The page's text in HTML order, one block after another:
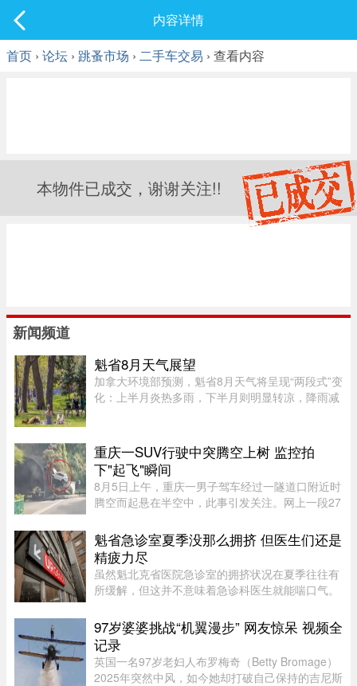
最新发表
内容详情
首页 › 论坛 › 跳蚤市场 › 二手车交易 › 查看内容
本物件已成交，谢谢关注!!
新闻频道
魁省8月天气展望
加拿大环境部预测，魁省8月天气将呈现“两段式”变
化：上半月炎热多雨，下半月则明显转凉，降雨减
平，而南部地区气温则略低 ...
重庆一SUV行驶中突腾空上树 监控拍
下"起飞"瞬间
8月5日上午，重庆一男子驾车经过一隧道口附近时
腾空而起悬在半空中，此事引发关注。网上一段27
道，其前方右边是一处转弯，前端左侧是一个隧道
口，当车驶至该隧道口附近时 ...
魁省急诊室夏季没那么拥挤 但医生们还是
精疲力尽
虽然魁北克省医院急诊室的拥挤状况在夏季往往有
所缓解，但这并不意味着急诊科医生就能喘口气。
Couture 医生指出，近年来急诊医生的工作负担不
断加重，我们再也无法沿用“ ...
97岁婆婆挑战“机翼漫步” 网友惊呆 视频全
记录
英国一名97岁老妇人布罗梅奇（Betty Bromage）
2025年突然中风，如今她却打破自己保持的吉尼斯